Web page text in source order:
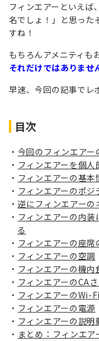
フィンエアーといえば
名でしょ！」と思った
すね！
もちろんアメニティも
それだけではありませ
早速、今回の記事でレ
目次
今回のフィンエアー
フィンエアーを個
フィンエアーの基本
フィンエアーのポ
逆にフィンエアーの
フィンエアーの内
る
フィンエアーの座席
フィンエアーの空調
フィンエアーの機内
フィンエアーのCA
フィンエアーのWi-Fi
フィンエアーの電源
フィンエアーの説
まとめ：フィンエ